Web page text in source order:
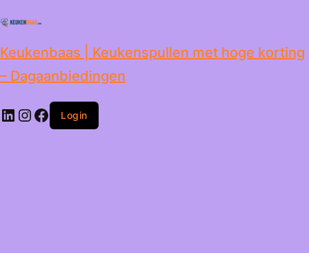
inhoud
Keukenbaas | Keukenspullen met hoge korting
– Dagaanbiedingen
Login